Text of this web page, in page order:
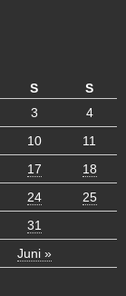
S S
Juni »
3
4
10
11
17
18
24
25
31